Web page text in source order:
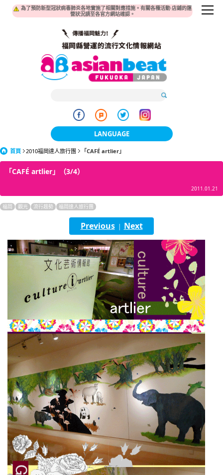
為了預防新型冠狀病毒肺炎各地實施了相關對應措施。有關各種活動·店鋪的運
營狀況請至各官方網站確認。
LANGUAGE
日本語
English
ภาษาไทย
tiéng Viêt
Bahasa Indonesia
首頁 2010福岡達人旅行團 「CAFÉ artlier」
「CAFÉ artlier」（3/4）
2011.01.21
福岡 觀光 流行趨勢 福岡達人旅行團
Previous| Next